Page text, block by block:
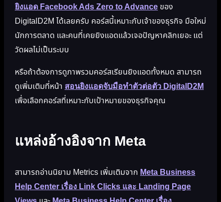
ยิงแอด Facebook Ads Zero to Advance ของ
DigitalD2M ได้เลยครับ คอร์สนี้เหมาะกับเจ้าของธุรกิจ มือใหม่
นักการตลาด และคนที่เคยยิงแอดแล้วเจอปัญหาคลิกเยอะ แต่
วัดผลไม่เป็นระบบ
หรือถ้าต้องการดูภาพรวมคอร์สเรียนยิงแอดทั้งหมด สามารถ
ดูเพิ่มเติมที่หน้า สอนยิงแอดจับมือทำตัวต่อตัว DigitalD2M
เพื่อเลือกคอร์สที่เหมาะกับเป้าหมายของธุรกิจคุณ
แหล่งอ้างอิงจาก Meta
สามารถอ่านนิยาม Metrics เพิ่มเติมจาก Meta Business
Help Center เรื่อง Link Clicks และ Landing Page